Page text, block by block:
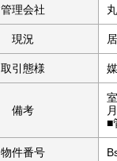
管理会社
現況
取引態様
備考
■
物件番号